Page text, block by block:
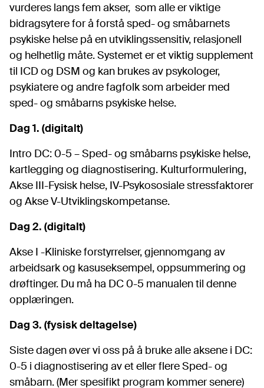
vurderes langs fem akser, som alle er viktige
bidragsytere for å forstå sped- og småbarnets
psykiske helse på en utviklingssensitiv, relasjonell
og helhetlig måte. Systemet er et viktig supplement
til ICD og DSM og kan brukes av psykologer,
psykiatere og andre fagfolk som arbeider med
sped- og småbarns psykiske helse.
Dag 1. (digitalt)
Intro DC: 0-5 – Sped- og småbarns psykiske helse,
kartlegging og diagnostisering. Kulturformulering,
Akse III-Fysisk helse, IV-Psykososiale stressfaktorer
og Akse V-Utviklingskompetanse.
Dag 2. (digitalt)
Akse I -Kliniske forstyrrelser, gjennomgang av
arbeidsark og kasuseksempel, oppsummering og
drøftinger. Du må ha DC 0-5 manualen til denne
opplæringen.
Dag 3. (fysisk deltagelse)
Siste dagen øver vi oss på å bruke alle aksene i DC:
0-5 i diagnostisering av et eller flere Sped- og
småbarn. (Mer spesifikt program kommer senere)